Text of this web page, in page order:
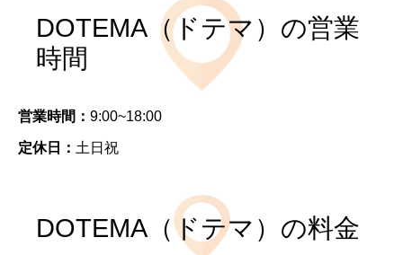
DOTEMA（ドテマ）の営業
時間
営業時間： 9:00~18:00
定休日： 土日祝
DOTEMA（ドテマ）の料金